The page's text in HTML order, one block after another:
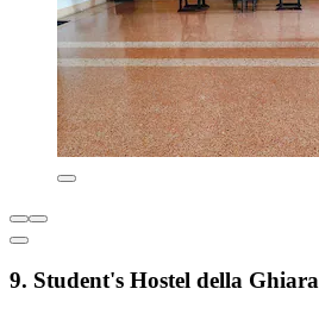
9. Student's Hostel della Ghiara